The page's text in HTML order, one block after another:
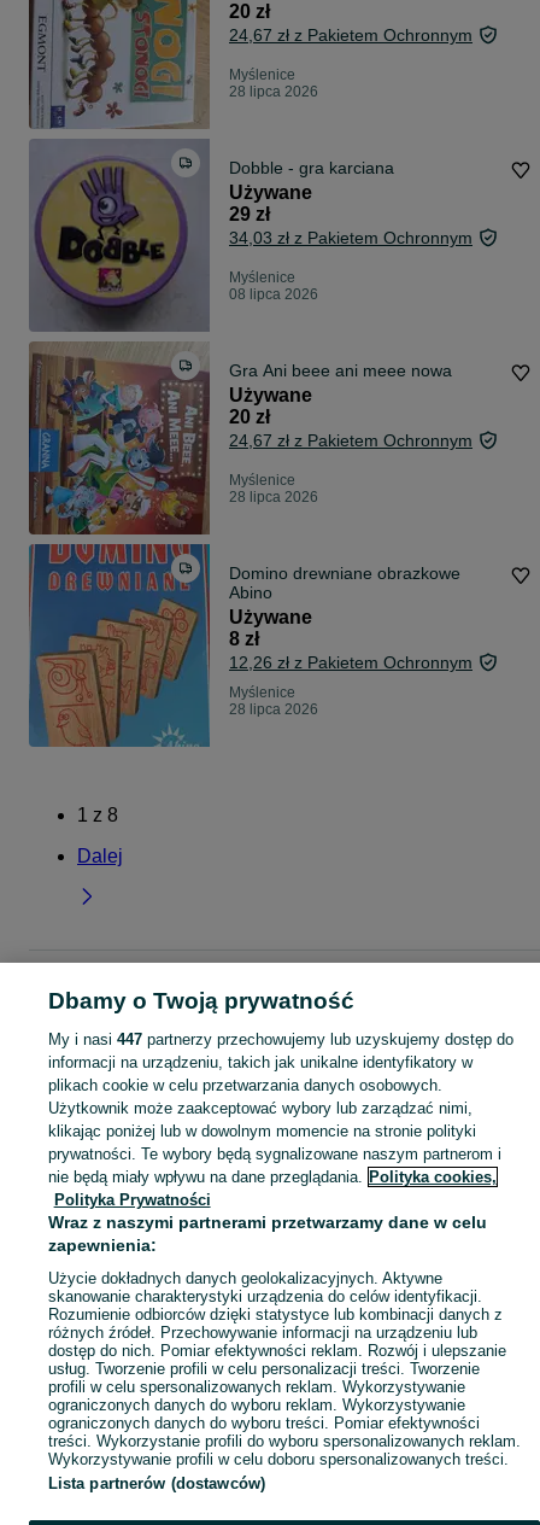
20 zł
24,67 zł z Pakietem Ochronnym
Myślenice
28 lipca 2026
Dobble - gra karciana
Używane
29 zł
34,03 zł z Pakietem Ochronnym
Myślenice
08 lipca 2026
Gra Ani beee ani meee nowa
Używane
20 zł
24,67 zł z Pakietem Ochronnym
Myślenice
28 lipca 2026
Domino drewniane obrazkowe
Abino
Używane
8 zł
12,26 zł z Pakietem Ochronnym
Myślenice
28 lipca 2026
1 z 8
Dalej
Małopolskie
Gry dla dzieci - Myślenice
KATEGORIA
domek ogrodowy dla dzieci,basen z kulkami,zabawki ogrodowe,zabawki
Zobacz
Mapa kategorii
Mapa miejscowości
Mapa ministron
Popularne wyszukiwania
Dbamy o Twoją prywatność
My i nasi 447partnerzy przechowujemy lub uzyskujemy dostęp do
informacji na urządzeniu, takich jak unikalne identyfikatory w
plikach cookie w celu przetwarzania danych osobowych.
Użytkownik może zaakceptować wybory lub zarządzać nimi,
klikając poniżej lub w dowolnym momencie na stronie polityki
prywatności. Te wybory będą sygnalizowane naszym partnerom i
nie będą miały wpływu na dane przeglądania. Polityka cookies,
Polityka Prywatności
Wraz z naszymi partnerami przetwarzamy dane w celu
zapewnienia:
Użycie dokładnych danych geolokalizacyjnych. Aktywne
skanowanie charakterystyki urządzenia do celów identyfikacji.
Rozumienie odbiorców dzięki statystyce lub kombinacji danych z
różnych źródeł. Przechowywanie informacji na urządzeniu lub
dostęp do nich. Pomiar efektywności reklam. Rozwój i ulepszanie
usług. Tworzenie profili w celu personalizacji treści. Tworzenie
profili w celu spersonalizowanych reklam. Wykorzystywanie
ograniczonych danych do wyboru reklam. Wykorzystywanie
ograniczonych danych do wyboru treści. Pomiar efektywności
treści. Wykorzystanie profili do wyboru spersonalizowanych reklam.
Wykorzystywanie profili w celu doboru spersonalizowanych treści.
Lista partnerów (dostawców)